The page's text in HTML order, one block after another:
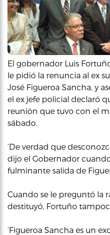
El gobernador Luis
le pidió la renuncia al ex
José Figueroa Sancha, y
el ex jefe policial declaró
reunión que tuvo con el
sábado.
‘De verdad que
dijo el Gobernador
fulminante salida de
Cuando se le preguntó la
destituyó, Fortuño
‘Figueroa Sancha es un